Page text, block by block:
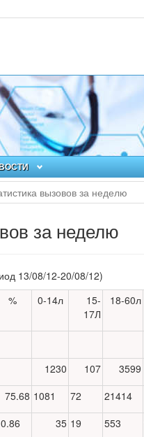
вызовов за неделю
за неделю
13/08/12-20/08/12)
% 0-14л
15-
17Л
18-60л
1230 107 3599
75.68 1081 72 21414
35 19 553